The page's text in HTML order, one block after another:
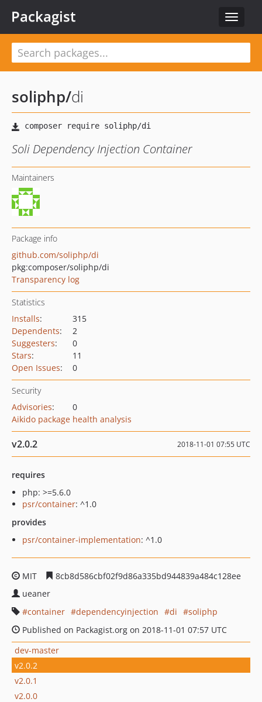
Toggle
Packagist
soliphp/di
Soli Dependency Injection Container
Maintainers
Package info
github.com/soliphp/di
pkg:composer/soliphp/di
Transparency log
Statistics
Installs:
315
Dependents:
2
Suggesters:
0
Stars:
11
Open Issues: 0
Security
Advisories:
0
Aikido package health analysis
v2.0.2 2018-11-01 07:55 UTC
requires
php: >=5.6.0
psr/container: ^1.0
provides
psr/container-implementation: ^1.0
MIT
8cb8d586cbf02f9d86a335bd944839a484c128ee
ueaner
container
dependencyinjection di
soliphp
Published on Packagist.org on 2018-11-01 07:57 UTC
dev-master
v2.0.2
v2.0.1
v2.0.0